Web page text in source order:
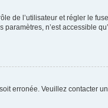
de l’utilisateur et régler le
n’est accessible
erronée. Veuillez contacter